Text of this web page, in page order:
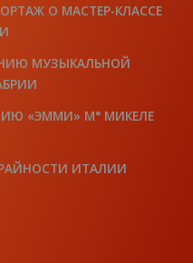
О МАСТЕР-КЛАССЕ
МУЗЫКАЛЬНОЙ
«ЭММИ» М° МИКЕЛЕ
ИТАЛИИ